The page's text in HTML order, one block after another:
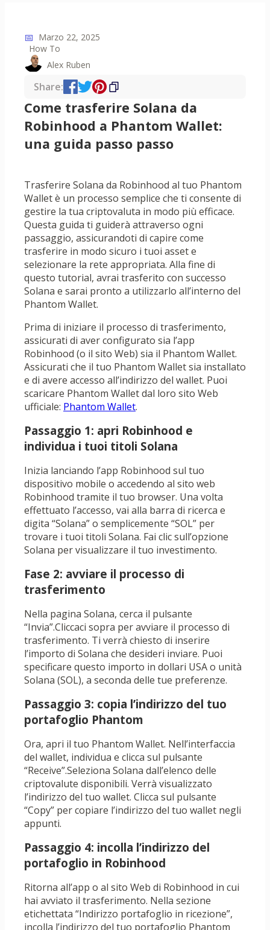
📅 Marzo 22, 2025
How To
Alex Ruben
Share:
Come trasferire Solana da
Robinhood a Phantom Wallet:
una guida passo passo
Trasferire Solana da Robinhood al tuo Phantom
Wallet è un processo semplice che ti consente di
gestire la tua criptovaluta in modo più efficace.
Questa guida ti guiderà attraverso ogni
passaggio, assicurandoti di capire come
trasferire in modo sicuro i tuoi asset e
selezionare la rete appropriata. Alla fine di
questo tutorial, avrai trasferito con successo
Solana e sarai pronto a utilizzarlo all’interno del
Phantom Wallet.
Prima di iniziare il processo di trasferimento,
assicurati di aver configurato sia l’app
Robinhood (o il sito Web) sia il Phantom Wallet.
Assicurati che il tuo Phantom Wallet sia installato
e di avere accesso all’indirizzo del wallet. Puoi
scaricare Phantom Wallet dal loro sito Web
ufficiale: Phantom Wallet.
Passaggio 1: apri Robinhood e
individua i tuoi titoli Solana
Inizia lanciando l’app Robinhood sul tuo
dispositivo mobile o accedendo al sito web
Robinhood tramite il tuo browser. Una volta
effettuato l’accesso, vai alla barra di ricerca e
digita “Solana” o semplicemente “SOL” per
trovare i tuoi titoli Solana. Fai clic sull’opzione
Solana per visualizzare il tuo investimento.
Fase 2: avviare il processo di
trasferimento
Nella pagina Solana, cerca il pulsante
“Invia”.Cliccaci sopra per avviare il processo di
trasferimento. Ti verrà chiesto di inserire
l’importo di Solana che desideri inviare. Puoi
specificare questo importo in dollari USA o unità
Solana (SOL), a seconda delle tue preferenze.
Passaggio 3: copia l’indirizzo del tuo
portafoglio Phantom
Ora, apri il tuo Phantom Wallet. Nell’interfaccia
del wallet, individua e clicca sul pulsante
“Receive”.Seleziona Solana dall’elenco delle
criptovalute disponibili. Verrà visualizzato
l’indirizzo del tuo wallet. Clicca sul pulsante
“Copy” per copiare l’indirizzo del tuo wallet negli
appunti.
Passaggio 4: incolla l’indirizzo del
portafoglio in Robinhood
Ritorna all’app o al sito Web di Robinhood in cui
hai avviato il trasferimento. Nella sezione
etichettata “Indirizzo portafoglio in ricezione”,
incolla l’indirizzo del tuo portafoglio Phantom